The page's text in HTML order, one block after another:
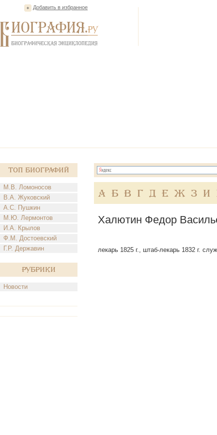
Добавить в избранное
Топ Биографий
М.В. Ломоносов
В.А. Жуковский
А.С. Пушкин
М.Ю. Лермонтов
И.А. Крылов
Ф.М. Достоевский
Г.Р. Державин
Рубрики
Новости
А Б В Г Д Е Ж З И
Халютин Федор
лекарь 1825 г., штаб-лекарь 1832 г.